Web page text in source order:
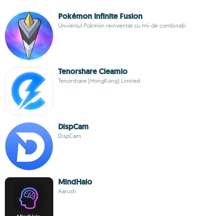
Pokémon Infinite Fusion
Universul Pokmon reinventat cu mii de combinații
Tenorshare Cleamio
Tenorshare (HongKong) Limited
DispCam
DispCam
MindHalo
Aarush